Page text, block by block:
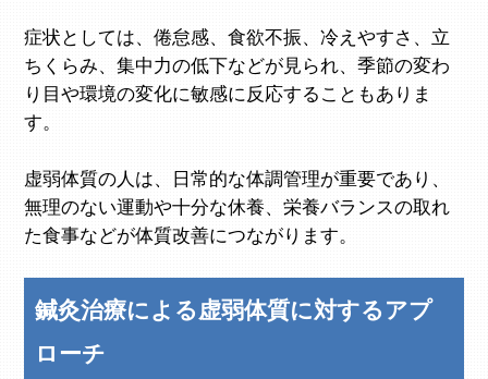
症状としては、倦怠感、食欲不振、冷えやすさ、立
ちくらみ、集中力の低下などが見られ、季節の変わ
り目や環境の変化に敏感に反応することもありま
す。
虚弱体質の人は、日常的な体調管理が重要であり、
無理のない運動や十分な休養、栄養バランスの取れ
た食事などが体質改善につながります。
鍼灸治療による虚弱体質に対するアプ
ローチ